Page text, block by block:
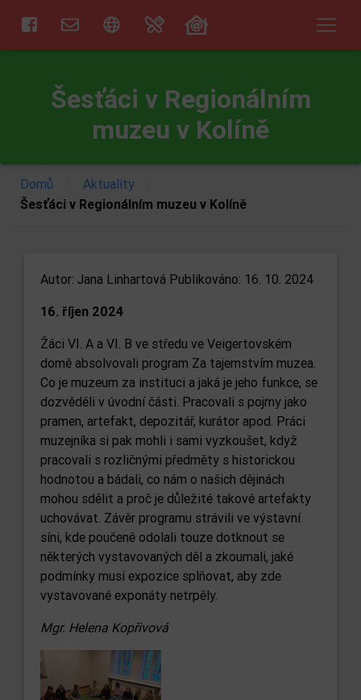
Šesťáci v Regionálním
muzeu v Kolíně
Domů Aktuality
Šesťáci v Regionálním muzeu v Kolíně
Autor: Jana Linhartová Publikováno: 16. 10. 2024
16. říjen 2024
Žáci VI. A a VI. B ve středu ve Veigertovském
domě absolvovali program Za tajemstvím muzea.
Co je muzeum za instituci a jaká je jeho funkce, se
dozvěděli v úvodní části. Pracovali s pojmy jako
pramen, artefakt, depozitář, kurátor apod. Práci
muzejníka si pak mohli i sami vyzkoušet, když
pracovali s rozličnými předměty s historickou
hodnotou a bádali, co nám o našich dějinách
mohou sdělit a proč je důležité takové artefakty
uchovávat. Závěr programu strávili ve výstavní
síni, kde poučeně odolali touze dotknout se
některých vystavovaných děl a zkoumali, jaké
podmínky musí expozice splňovat, aby zde
vystavované exponáty netrpěly.
Mgr. Helena Kopřivová